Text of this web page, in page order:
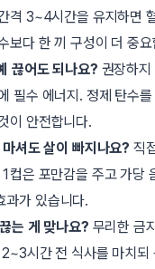
격 3~4시간을 유지하면
보다 한 끼 구성이 더 중요
끊어도 되나요? 권장하지
필수 에너지. 정제 탄수를
이 안전합니다.
셔도 살이 빠지나요? 직
컵은 포만감을 주고 가당
과가 있습니다.
는 게 맞나요? 무리한 금
시간 전 식사를 마치되